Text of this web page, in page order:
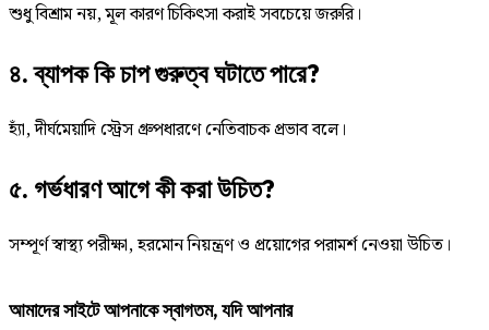
শুধু বিশ্রাম নয়, মূল কারণ চিকিৎসা করাই সবচেয়ে জরুরি।
৪. ব্যাপক কি চাপ গুরুত্ব ঘটাতে পারে?
হ্যাঁ, দীর্ঘমেয়াদি স্ট্রেস গ্রুপধারণে নেতিবাচক প্রভাব বলে।
৫. গর্ভধারণ আগে কী করা উচিত?
সম্পূর্ণ স্বাস্থ্য পরীক্ষা, হরমোন নিয়ন্ত্রণ ও প্রয়োগের পরামর্শ নেওয়া উচিত।
আমাদেরসাইটেআপনাকেস্বাগতম,যদিআপনার